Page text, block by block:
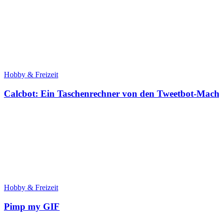
Hobby & Freizeit
Calcbot: Ein Taschenrechner von den Tweetbot-
Hobby & Freizeit
Pimp my GIF